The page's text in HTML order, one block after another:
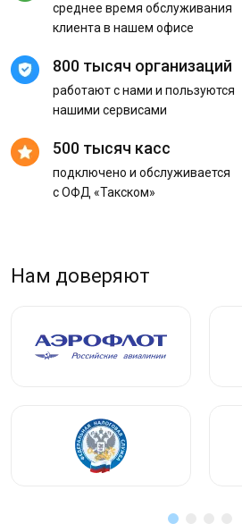
среднее время обслуживания
клиента в нашем офисе
800 тысяч организаций
работают с нами и пользуются
нашими сервисами
500 тысяч касс
подключено и обслуживается
с ОФД «Такском»
Нам доверяют